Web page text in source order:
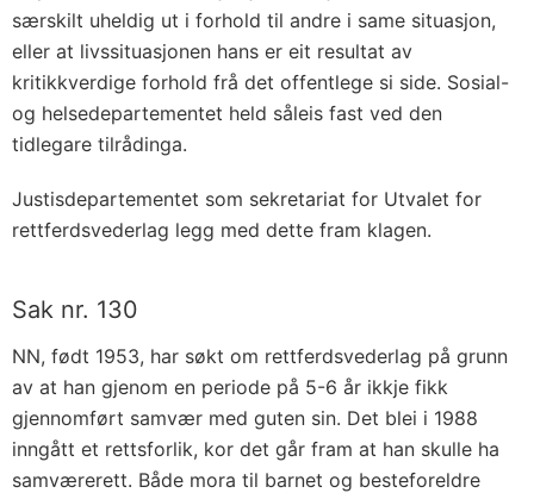
særskilt uheldig ut i forhold til andre i same situasjon,
eller at livssituasjonen hans er eit resultat av
kritikkverdige forhold frå det offentlege si side. Sosial-
og helsedepartementet held såleis fast ved den
tidlegare tilrådinga.
Justisdepartementet som sekretariat for Utvalet for
rettferdsvederlag legg med dette fram klagen.
Sak nr. 130
NN, født 1953, har søkt om rettferdsvederlag på grunn
av at han gjenom en periode på 5-6 år ikkje fikk
gjennomført samvær med guten sin. Det blei i 1988
inngått et rettsforlik, kor det går fram at han skulle ha
samværerett. Både mora til barnet og besteforeldre